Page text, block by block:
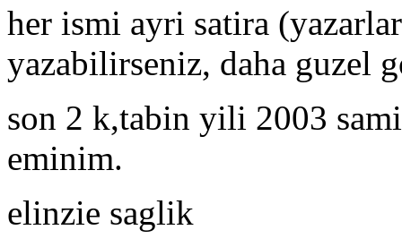
her ismi ayri satira
yazabilirseniz, daha guzel
son 2 k,tabin yili 2003
eminim.
elinzie saglik